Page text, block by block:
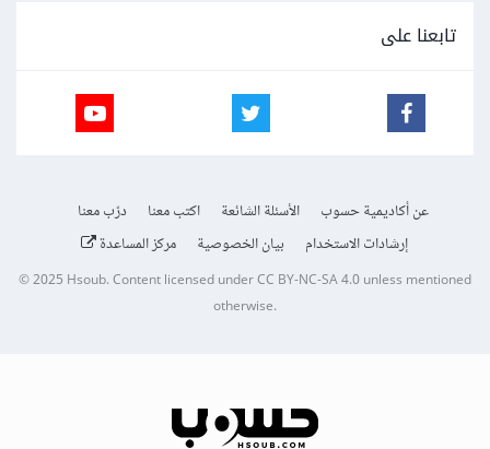
تابعنا على
عن أكاديمية حسوب الأسئلة الشائعة اكتب معنا
درّب معنا
إرشادات الاستخدام
بيان الخصوصية مركز المساعدة
© 2025Hsoub.Content licensed underCC BY-NC-SA 4.0unless mentioned
otherwise.